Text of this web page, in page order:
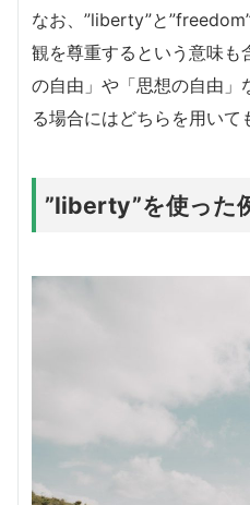
なお、”liberty”と
観を尊重するという意味も
の自由」や「思想の自由」
る場合にはどちらを用いて
”liberty”を使った